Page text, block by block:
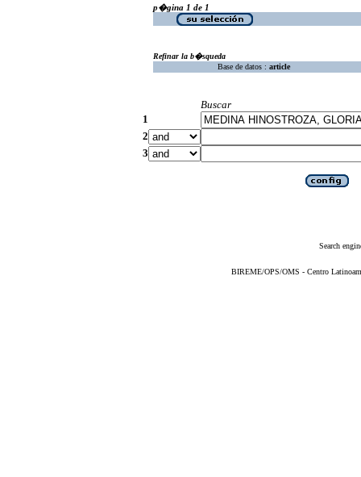
p�gina 1 de 1
Refinar la b�squeda
Base de datos : article
Buscar
1
2
3
Search
BIREME/OPS/OMS - Centro